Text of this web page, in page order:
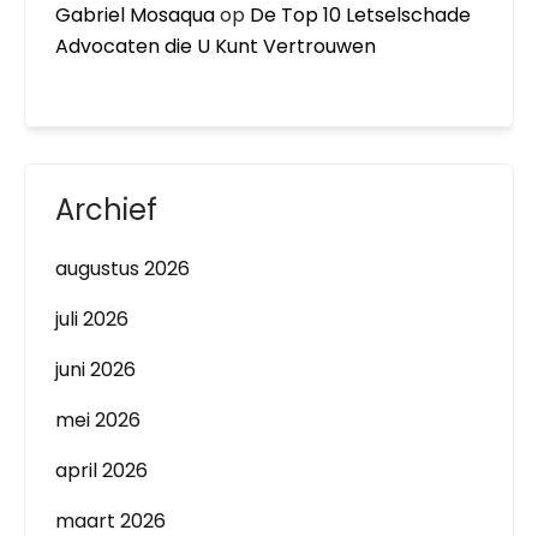
Gabriel Mosaquaop De Top 10 Letselschade
Advocaten die U Kunt Vertrouwen
Archief
augustus 2026
juli 2026
juni 2026
mei 2026
april 2026
maart 2026